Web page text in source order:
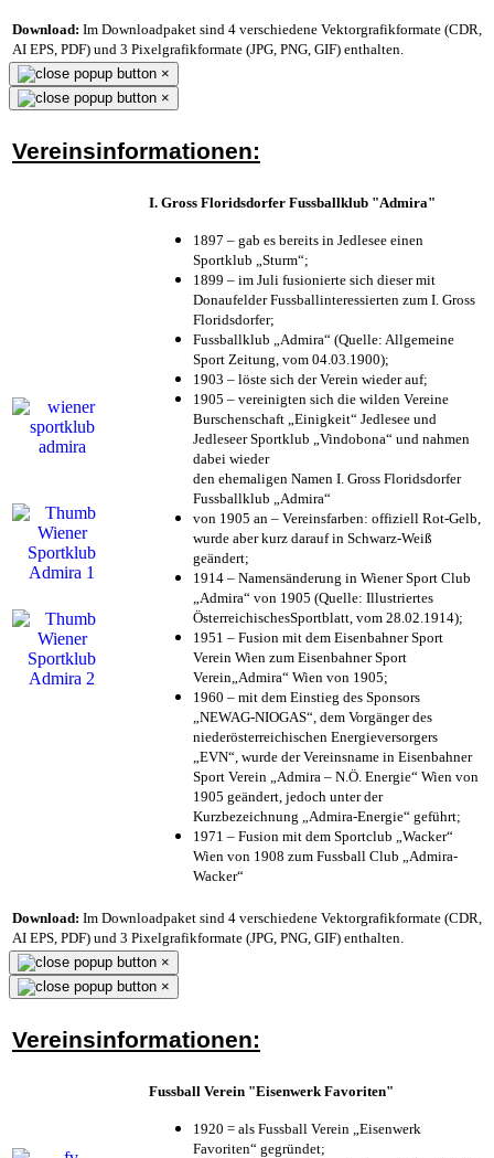
Download: Im Downloadpaket sind 4 verschiedene Vektorgrafikformate (CDR,
AI EPS, PDF) und 3 Pixelgrafikformate (JPG, PNG, GIF) enthalten.
×
×
Vereinsinformationen:
I. Gross Floridsdorfer Fussballklub "Admira"
1897 – gab es bereits in Jedlesee einen
Sportklub „Sturm“;
1899 – im Juli fusionierte sich dieser mit
Donaufelder Fussballinteressierten zum I. Gross
Floridsdorfer;
Fussballklub „Admira“ (Quelle: Allgemeine
Sport Zeitung, vom 04.03.1900);
1903 – löste sich der Verein wieder auf;
1905 – vereinigten sich die wilden Vereine
Burschenschaft „Einigkeit“ Jedlesee und
Jedleseer Sportklub „Vindobona“ und nahmen
dabei wieder
den ehemaligen Namen I. Gross Floridsdorfer
Fussballklub „Admira“
von 1905 an – Vereinsfarben: offiziell Rot-Gelb,
wurde aber kurz darauf in Schwarz-Weiß
geändert;
1914 – Namensänderung in Wiener Sport Club
„Admira“ von 1905 (Quelle: Illustriertes
ÖsterreichischesSportblatt, vom 28.02.1914);
1951 – Fusion mit dem Eisenbahner Sport
Verein Wien zum Eisenbahner Sport
Verein„Admira“ Wien von 1905;
1960 – mit dem Einstieg des Sponsors
„NEWAG-NIOGAS“, dem Vorgänger des
niederösterreichischen Energieversorgers
„EVN“, wurde der Vereinsname in Eisenbahner
Sport Verein „Admira – N.Ö. Energie“ Wien von
1905 geändert, jedoch unter der
Kurzbezeichnung „Admira-Energie“ geführt;
1971 – Fusion mit dem Sportclub „Wacker“
Wien von 1908 zum Fussball Club „Admira-
Wacker“
Download: Im Downloadpaket sind 4 verschiedene Vektorgrafikformate (CDR,
AI EPS, PDF) und 3 Pixelgrafikformate (JPG, PNG, GIF) enthalten.
×
×
Vereinsinformationen:
Fussball Verein "Eisenwerk Favoriten"
1920 = als Fussball Verein „Eisenwerk
Favoriten“ gegründet;